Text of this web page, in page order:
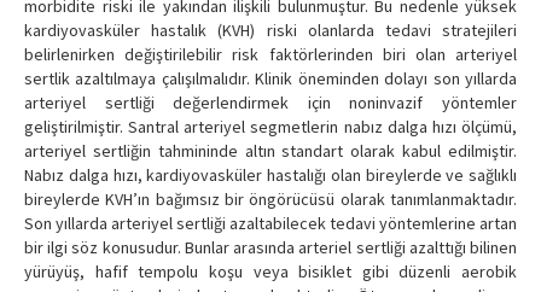
morbidite riski ile yakından ilişkili bulunmuştur. Bu nedenle yüksek
kardiyovasküler hastalık (KVH) riski olanlarda tedavi stratejileri
belirlenirken değiştirilebilir risk faktörlerinden biri olan arteriyel
sertlik azaltılmaya çalışılmalıdır. Klinik öneminden dolayı son yıllarda
arteriyel sertliği değerlendirmek için noninvazif yöntemler
geliştirilmiştir. Santral arteriyel segmetlerin nabız dalga hızı ölçümü,
arteriyel sertliğin tahmininde altın standart olarak kabul edilmiştir.
Nabız dalga hızı, kardiyovasküler hastalığı olan bireylerde ve sağlıklı
bireylerde KVH’ın bağımsız bir öngörücüsü olarak tanımlanmaktadır.
Son yıllarda arteriyel sertliği azaltabilecek tedavi yöntemlerine artan
bir ilgi söz konusudur. Bunlar arasında arteriel sertliği azalttığı bilinen
yürüyüş, hafif tempolu koşu veya bisiklet gibi düzenli aerobik